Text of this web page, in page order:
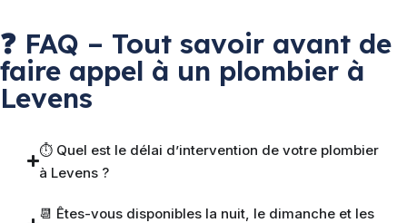
❓ FAQ – Tout savoir avant de
faire appel à un plombier à
Levens
⏱ Quel est le délai d’intervention de votre plombier
à Levens ?
📆 Êtes-vous disponibles la nuit, le dimanche et les